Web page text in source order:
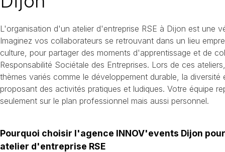
L'organisation d'un atelier d'entreprise RSE à Dijon est une
Imaginez vos collaborateurs se retrouvant dans un lieu
culture, pour partager des moments d'apprentissage et de
Responsabilité Sociétale des Entreprises. Lors de ces
thèmes variés comme le développement durable, la
proposant des activités pratiques et ludiques. Votre équipe
seulement sur le plan professionnel mais aussi personnel.
Pourquoi choisir l'agence INNOV'events Dijon
atelier d'entreprise RSE